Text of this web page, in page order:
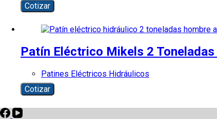
Cotizar
Patín Eléctrico Mikels 2 Toneladas
Patines Eléctricos Hidráulicos
Cotizar